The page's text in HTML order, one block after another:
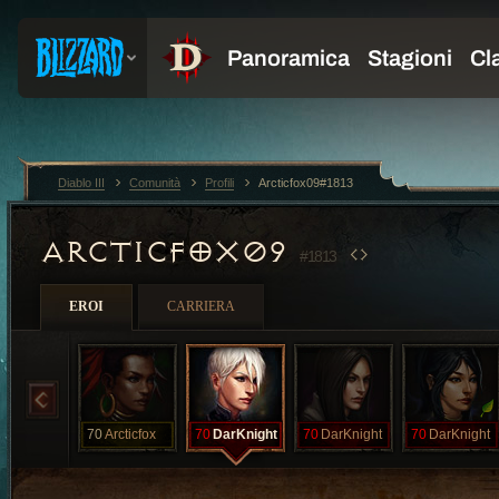
ARCTICFOX09 #1813
EROI CARRIERA
70Arcticfox 70 DarKnight 70 DarKnight 70 DarKnight
Diablo III Comunità Profili Arcticfox09#1813